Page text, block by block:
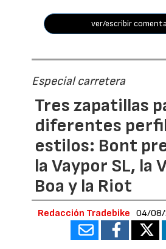
ver/escribir
Especial carretera
Tres zapatillas
diferentes
estilos: Bont
la Vaypor SL, la
Boa y la Riot
Redacción Tradebike 04/08/